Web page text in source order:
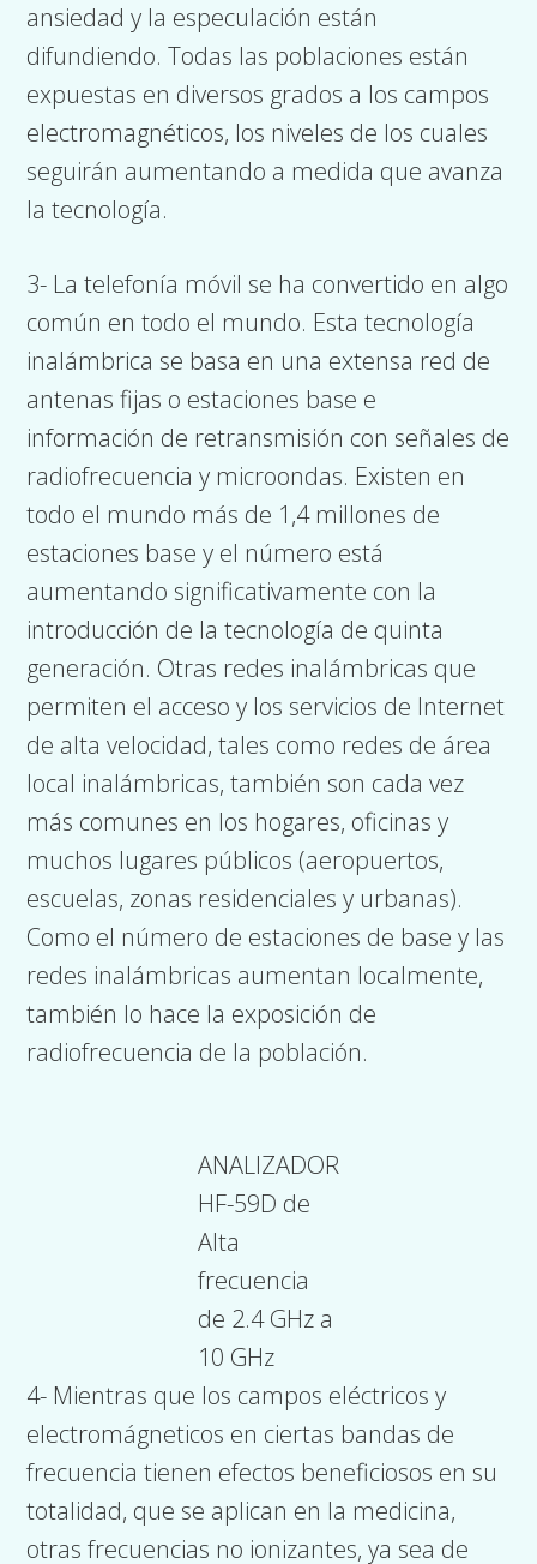
ansiedad y la especulación están
difundiendo. Todas las poblaciones están
expuestas en diversos grados a los campos
electromagnéticos, los niveles de los cuales
seguirán aumentando a medida que avanza
la tecnología.
3- La telefonía móvil se ha convertido en algo
común en todo el mundo. Esta tecnología
inalámbrica se basa en una extensa red de
antenas fijas o estaciones base e
información de retransmisión con señales de
radiofrecuencia y microondas. Existen en
todo el mundo más de 1,4 millones de
estaciones base y el número está
aumentando significativamente con la
introducción de la tecnología de quinta
generación. Otras redes inalámbricas que
permiten el acceso y los servicios de Internet
de alta velocidad, tales como redes de área
local inalámbricas, también son cada vez
más comunes en los hogares, oficinas y
muchos lugares públicos (aeropuertos,
escuelas, zonas residenciales y urbanas).
Como el número de estaciones de base y las
redes inalámbricas aumentan localmente,
también lo hace la exposición de
radiofrecuencia de la población.
ANALIZADOR
HF-59D de
Alta
frecuencia
de 2.4 GHz a
10 GHz
4- Mientras que los campos eléctricos y
electromágneticos en ciertas bandas de
frecuencia tienen efectos beneficiosos en su
totalidad, que se aplican en la medicina,
otras frecuencias no ionizantes, ya sea de